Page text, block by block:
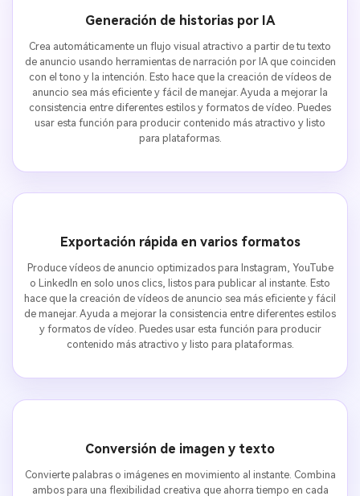
Generación de historias por IA
Crea automáticamente un flujo visual atractivo a partir de tu texto
de anuncio usando herramientas de narración por IA que coinciden
con el tono y la intención. Esto hace que la creación de vídeos de
anuncio sea más eficiente y fácil de manejar. Ayuda a mejorar la
consistencia entre diferentes estilos y formatos de vídeo. Puedes
usar esta función para producir contenido más atractivo y listo
para plataformas.
Exportación rápida en varios formatos
Produce vídeos de anuncio optimizados para Instagram, YouTube
o LinkedIn en solo unos clics, listos para publicar al instante. Esto
hace que la creación de vídeos de anuncio sea más eficiente y fácil
de manejar. Ayuda a mejorar la consistencia entre diferentes estilos
y formatos de vídeo. Puedes usar esta función para producir
contenido más atractivo y listo para plataformas.
Conversión de imagen y texto
Convierte palabras o imágenes en movimiento al instante. Combina
ambos para una flexibilidad creativa que ahorra tiempo en cada